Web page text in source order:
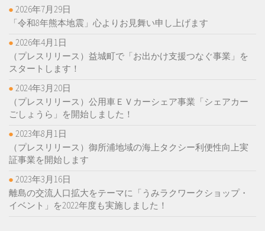
「令和8年熊本地震」心よりお見舞い申し上げます
2026年7月29日
（プレスリリース）益城町で「お出かけ支援つなぐ事業」を
スタートします！
2026年4月1日
（プレスリリース）公用車ＥＶカーシェア事業「シェアカー
ごしょうら」を開始しました！
2024年3月20日
（プレスリリース）御所浦地域の海上タクシー利便性向上実
証事業を開始します
2023年8月1日
離島の交流人口拡大をテーマに「うみラクワークショップ・
イベント」を2022年度も実施しました！
2023年3月16日